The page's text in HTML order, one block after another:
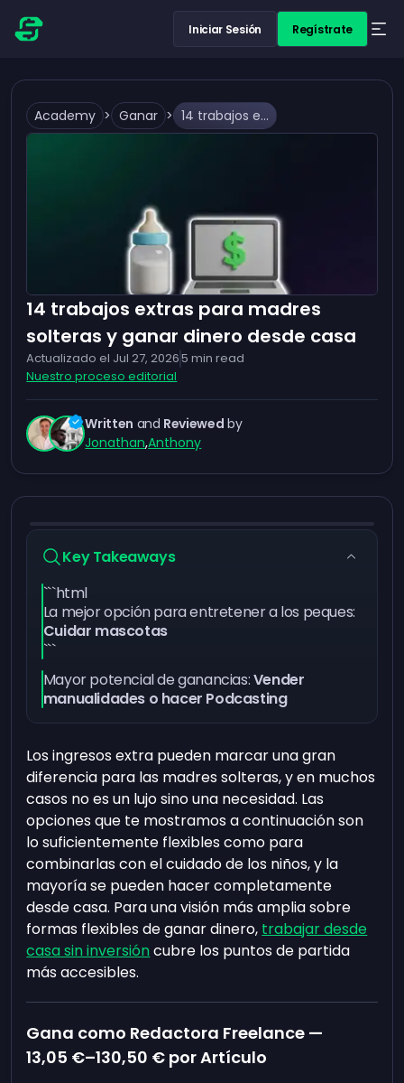
Iniciar Sesión Regístrate
Academy > Ganar > 14 trabajos extras para madres solteras y ganar dinero desde casa
14 trabajos extras para madres
solteras y ganar dinero desde casa
Actualizado el Jul 27, 20265 min read
Nuestro proceso editorial
Written and Reviewed by
Jonathan,Anthony
Key Takeaways
```html
La mejor opción para entretener a los peques:
Cuidar mascotas
```
Mayor potencial de ganancias:Vender
manualidades o hacer Podcasting
Los ingresos extra pueden marcar una gran
diferencia para las madres solteras, y en muchos
casos no es un lujo sino una necesidad. Las
opciones que te mostramos a continuación son
lo suficientemente flexibles como para
combinarlas con el cuidado de los niños, y la
mayoría se pueden hacer completamente
desde casa. Para una visión más amplia sobre
formas flexibles de ganar dinero, trabajar desde
casa sin inversióncubre los puntos de partida
más accesibles.
Gana como Redactora Freelance —
13,05 €–130,50 € por Artículo